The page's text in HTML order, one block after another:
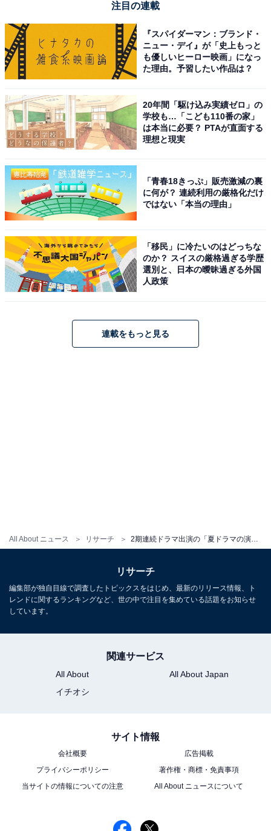
All About ニュース リサーチ
A post shared by 金曜ドラマ『トリリオンゲーム』【公式】
1位にランクインしたのは、金曜ドラマ『トリリオンゲ
ーム』（TBS系）に出演した今田美桜さんです。今田さ
んが演じた「桐姫」は、多言語を操るクールで強欲な社
長令嬢。ゴージャスでド派手な衣装が似合いすぎている
と、登場するたび大きな反響を呼びました。主演の目黒
共演。映画の大ヒットもあり、2人の再共演はファンの
間でも注目を集めました。
（フジテレビ系）に出演。今田さんを含む4人の俳優が
クアトロ主演を務めるという、これまでにない設定に期
待の声が寄せられています。
ていた」（20代女性）、「お高く留まっている演技がし
っくり来たから」（50代男性）、「美しくて気高い役ど
集・執筆・校閲・SNS運用担当として月間50本以上のコ
ンテンツ制作に携わっています。得意なジャンルはライ
フスタイル・金融・育児・エンタメ関連。
性俳優」ランキング！ 2位「向井理」を抑えた1
注目の連載
『スパイダーマン：ブランド・
ニュー・デイ』が「史上もっと
も優しいヒーロー映画」になっ
た理由。予習したい作品は？
20年間「駆け込み実績ゼロ」の
学校も…「こども110番の家」
は本当に必要？ PTAが直面する
理想と現実
「青春18きっぷ」販売激減の裏
に何が？ 連続利用の厳格化だけ
ではない「本当の理由」
「移民」に冷たいのはどっちな
のか？ スイスの厳格過ぎる学歴
選別と、日本の曖昧過ぎる外国
人政策
連載をもっと見る
リサーチ
編集部が独自目線で調査したトピックスをはじめ、最新のリリース情報、ト
レンドに関するランキングなど、世の中で注目を集めている話題をお知らせ
しています。
関連サービス
All About
All About Japan
イチオシ
サイト情報
会社概要
広告掲載
プライバシーポリシー
著作権・商標・免責事項
当サイトの情報についての注意
All About ニュースについて